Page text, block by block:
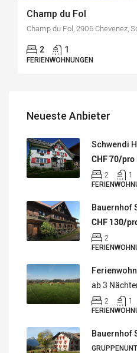
Champ du Fol
Champ du Fol, 2906 Chevenez,
2 1
FERIENWOHNUNGEN
Neueste Anbieter
Schwendi
CHF 70/pro
2 1
Bauernhof
CHF 130/
2
ab 3
2 1
Bauernhof